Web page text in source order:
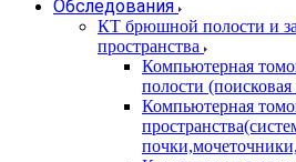
Обследования
КТ брюшной полости и
пространства
Компьютерная
полости
Компьютерная